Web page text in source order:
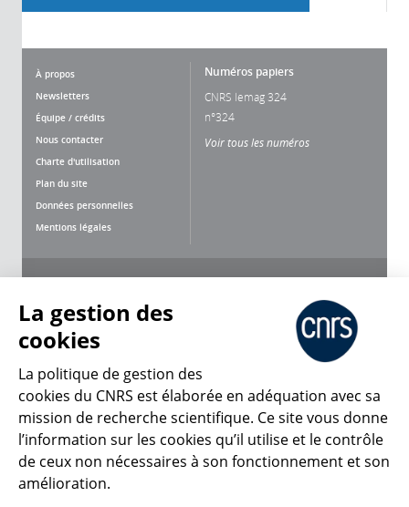
À propos
Newsletters
Équipe / crédits
Nous contacter
Charte d'utilisation
Plan du site
Données personnelles
Mentions légales
Numéros papiers
CNRS lemag 324
n°324
Voir tous les numéros
Nous suivre Partager
CNRS Le Mag
© 2026, CNRS
La gestion des
cookies
La politique de gestion des
cookies du CNRS est élaborée en adéquation avec sa
mission de recherche scientifique. Ce site vous donne
l’information sur les cookies qu’il utilise et le contrôle
de ceux non nécessaires à son fonctionnement et son
amélioration.